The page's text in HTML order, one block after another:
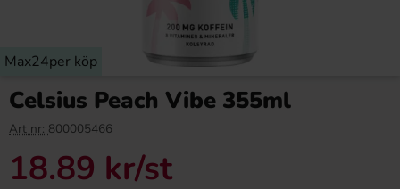
Celsius Peach Vibe 355ml
Art nr: 800005466
18.89 kr/st
Max24per köp